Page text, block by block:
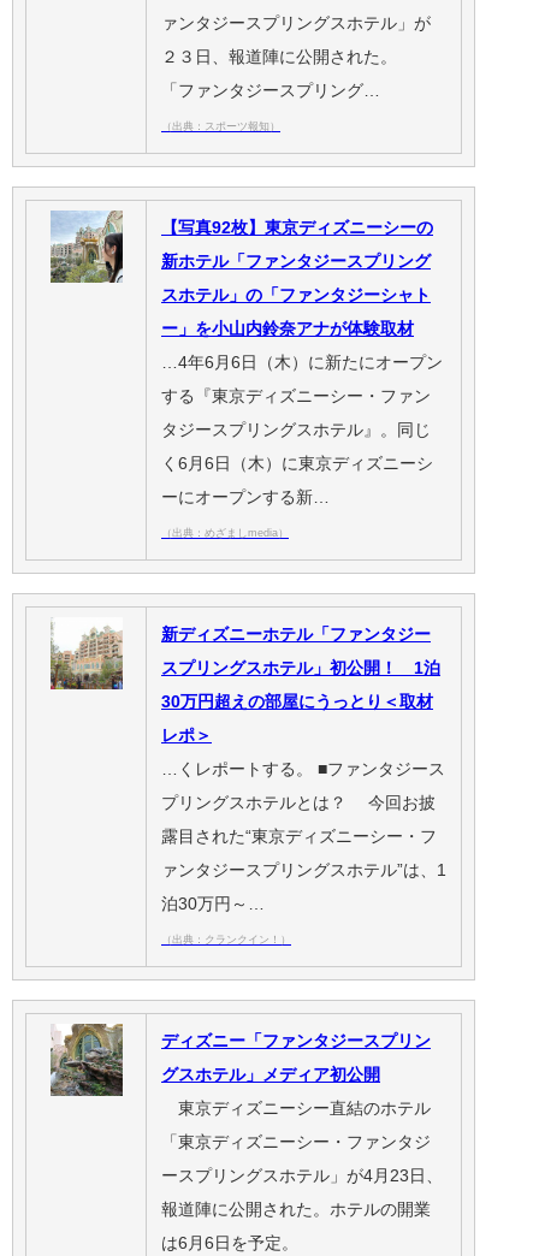
ァンタジースプリングスホテル」が
２３日、報道陣に公開された。
「ファンタジースプリング…
（出典：スポーツ報知）
【写真92枚】東京ディズニーシーの
新ホテル「ファンタジースプリング
スホテル」の「ファンタジーシャト
ー」を小山内鈴奈アナが体験取材
…4年6月6日（木）に新たにオープン
する『東京ディズニーシー・ファン
タジースプリングスホテル』。同じ
く6月6日（木）に東京ディズニーシ
ーにオープンする新…
（出典：めざましmedia）
新ディズニーホテル「ファンタジー
スプリングスホテル」初公開！ 1泊
30万円超えの部屋にうっとり＜取材
レポ＞
…くレポートする。 ■ファンタジース
プリングスホテルとは？ 今回お披
露目された“東京ディズニーシー・フ
ァンタジースプリングスホテル”は、1
泊30万円～…
（出典：クランクイン！）
ディズニー「ファンタジースプリン
グスホテル」メディア初公開
東京ディズニーシー直結のホテル
「東京ディズニーシー・ファンタジ
ースプリングスホテル」が4月23日、
報道陣に公開された。ホテルの開業
は6月6日を予定。